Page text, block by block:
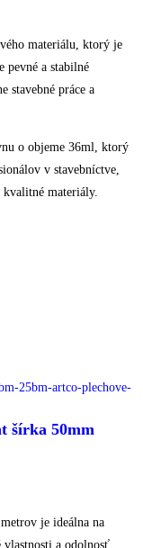
materiálu, ktorý je
pevné a stabilné
stavebné práce a
o objeme 36ml, ktorý
v stavebníctve,
materiály.
šírka 50mm
je ideálna na
a odolnosť.